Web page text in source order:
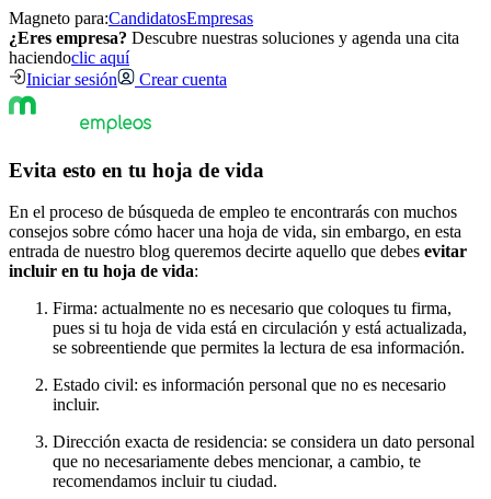
Magneto para:CandidatosEmpresas
¿Eres empresa? Descubre nuestras soluciones y agenda una cita
haciendoclic aquí
Iniciar sesión
Crear cuenta
Evita esto en tu hoja de vida
En el proceso de búsqueda de empleo te encontrarás con muchos
consejos sobre cómo hacer una hoja de vida, sin embargo, en esta
entrada de nuestro blog queremos decirte aquello que debes evitar
incluir en tu hoja de vida:
Firma: actualmente no es necesario que coloques tu firma,
pues si tu hoja de vida está en circulación y está actualizada,
se sobreentiende que permites la lectura de esa información.
Estado civil: es información personal que no es necesario
incluir.
Dirección exacta de residencia: se considera un dato personal
que no necesariamente debes mencionar, a cambio, te
recomendamos incluir tu ciudad.